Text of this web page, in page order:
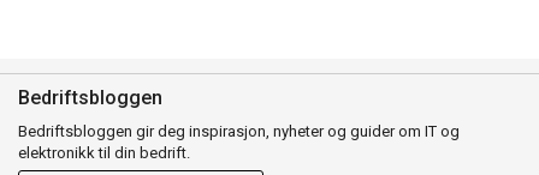
Bedriftsbloggen
Bedriftsbloggen gir deg inspirasjon, nyheter og guider om IT og
elektronikk til din bedrift.